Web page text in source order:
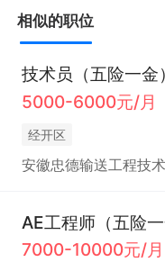
使用装卸工具。
五、沟通协调与售后
对接车间、销售、客
客户收货异常（少
证，配合售后核查、
严格遵守公司制度
任职要求
相似的职位
技术员（五险一金）
5000-6000元/月
经开区
安徽忠德输送工程技
AE工程师（五险
7000-10000元/月